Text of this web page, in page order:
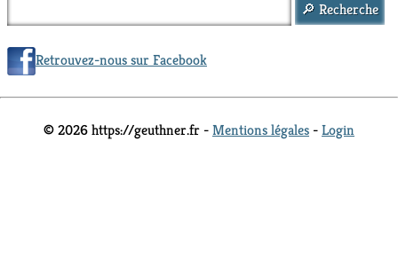
Retrouvez-nous sur Facebook
© 2026 https://geuthner.fr -Mentions légales -Login